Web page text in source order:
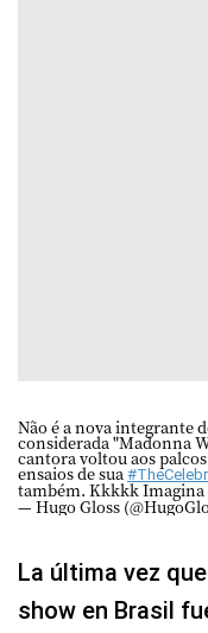
Não é a nova integrante
considerada "Madonna
cantora voltou aos
ensaios de sua
também. Kkkkk
— Hugo Gloss
La última vez que
show en Brasil